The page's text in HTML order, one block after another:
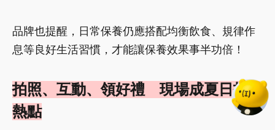
品牌也提醒，日常保養仍應搭配均衡飲食、規律作
息等良好生活習慣，才能讓保養效果事半功倍！
拍照、互動、領好禮 現場成夏日打卡
熱點